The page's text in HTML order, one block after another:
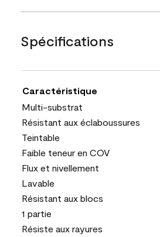
Spécifications
Caractéristique
Multi-substrat
Résistant aux éclaboussures
Teintable
Faible teneur en COV
Flux et nivellement
Lavable
Résistant aux blocs
1 partie
Résiste aux rayures